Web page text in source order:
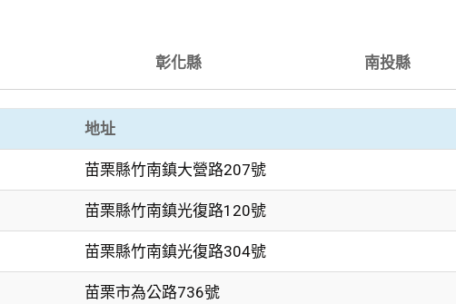
彰化縣 南投縣
地址
苗栗縣竹南鎮大營路207號
苗栗縣竹南鎮光復路120號
苗栗縣竹南鎮光復路304號
苗栗市為公路736號